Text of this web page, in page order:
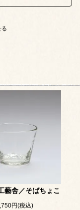
る
藝舎／そばちょこ
円(税込)